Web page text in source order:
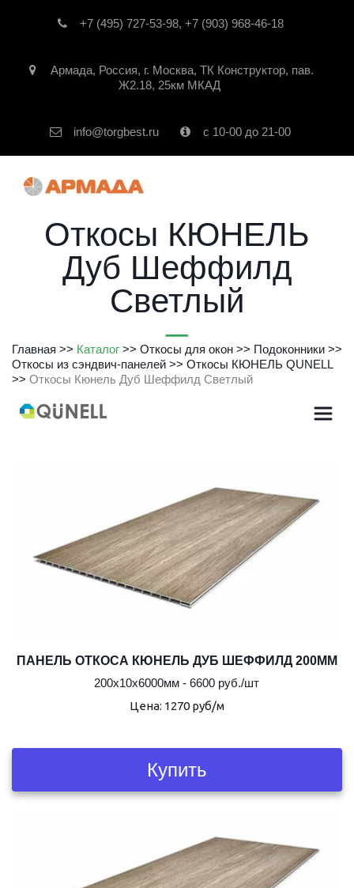
+7 (495) 727-53-98, +7 (903) 968-46-18
Армада, Россия, г. Москва, ТК Конструктор, пав.
Ж2.18, 25км МКАД
info@torgbest.ru с 10-00 до 21-00
Откосы КЮНЕЛЬ
Дуб Шеффилд
Светлый
Главная >> Каталог >> Откосы для окон >> Подоконники
Откосы из сэндвич-панелей >> Откосы КЮНЕЛЬ QUNELL
>> Откосы Кюнель Дуб Шеффилд Светлый
ПАНЕЛЬ ОТКОСА КЮНЕЛЬ ДУБ ШЕФФИЛД 200ММ
200х10х6000мм - 6600 руб./шт
Цена: 1270 руб/м
Купить